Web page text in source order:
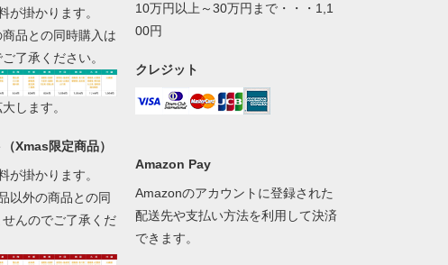
が掛かります。
品との同時購入は
了承ください。
します。
Xmas限定商品）
が掛かります。
以外の商品との同
んのでご了承くだ
10万円以上～30万円まで・・・1,1
00円
クレジット
Amazon Pay
Amazonのアカウントに登録された
配送先や支払い方法を利用して決済
できます。